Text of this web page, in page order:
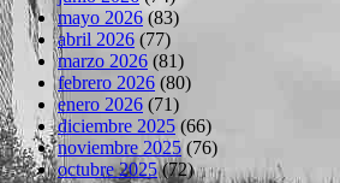
mayo 2026 (83)
abril 2026 (77)
marzo 2026 (81)
febrero 2026 (80)
enero 2026 (71)
diciembre 2025 (66)
noviembre 2025 (76)
octubre 2025(72)